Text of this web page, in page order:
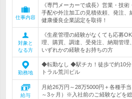
仕事内容
《専門メーカーで成長》営業・技
手配や外注加工の見積依頼、発注
健康優良企業認定を取得！
対象と
なる方
《生産管理の経験がなくても応募
理、購買、調達、受発注、納期管理
いずれかの経験をお持ちの方
勤務地
◆転勤なし ◆駅チカ！徒歩で約10分
トラル荒川ビル
給与
月給26万円～28万5000円＋各種手
～3ヶ月）※入社前のご経験などを